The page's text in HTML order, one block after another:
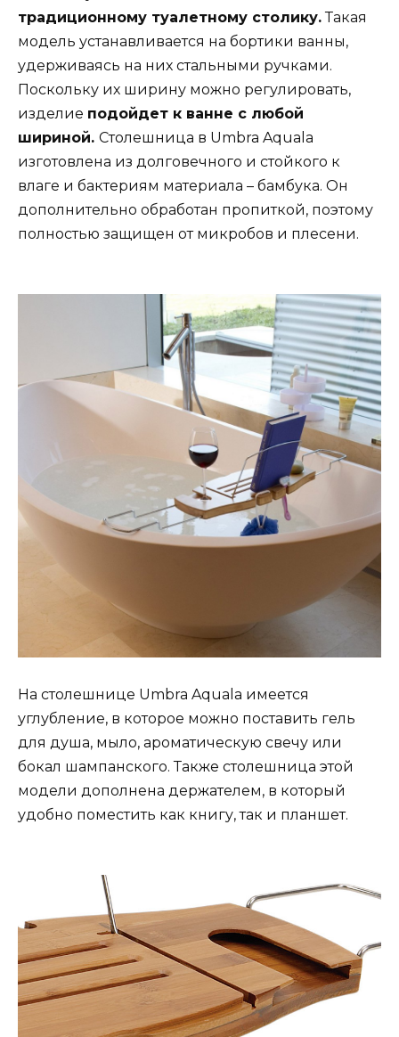
традиционному туалетному столику.Такая
модель устанавливается на бортики ванны,
удерживаясь на них стальными ручками.
Поскольку их ширину можно регулировать,
изделие подойдет к ванне с любой
шириной. Столешница в Umbra Aquala
изготовлена из долговечного и стойкого к
влаге и бактериям материала – бамбука. Он
дополнительно обработан пропиткой, поэтому
полностью защищен от микробов и плесени.
На столешнице Umbra Aquala имеется
углубление, в которое можно поставить гель
для душа, мыло, ароматическую свечу или
бокал шампанского. Также столешница этой
модели дополнена держателем, в который
удобно поместить как книгу, так и планшет.